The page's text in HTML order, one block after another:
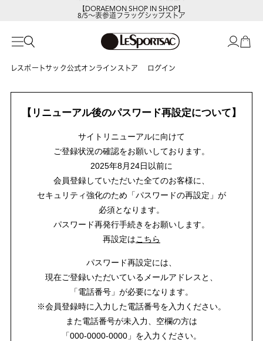
【DORAEMON SHOP IN SHOP】
8/5～表参道フラッグシップストア
レスポートサック公式オンラインストア ログイン
【リニューアル後のパスワード再設定について】
サイトリニューアルに向けて
ご登録状況の確認をお願いしております。
2025年8月24日以前に
会員登録していただいた全てのお客様に、
セキュリティ強化のため「パスワードの再設定」が
必須となります。
パスワード再発行手続きをお願いします。
再設定はこちら
パスワード再設定には、
現在ご登録いただいているメールアドレスと、
「電話番号」が必要になります。
※会員登録時に入力した電話番号を入力ください。
また電話番号が未入力、空欄の方は
「000-0000-0000」を入力ください。